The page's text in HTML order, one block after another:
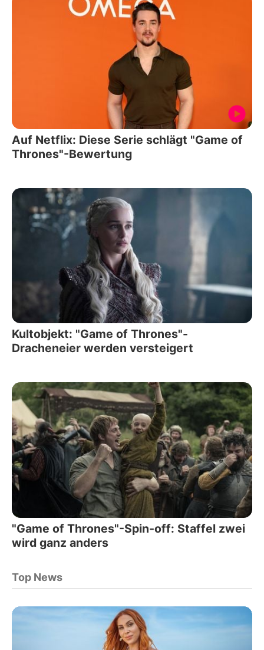
Auf Netflix: Diese Serie schlägt "Game of
Thrones"-Bewertung
Kultobjekt: "Game of Thrones"-
Dracheneier werden versteigert
"Game of Thrones"-Spin-off: Staffel zwei
wird ganz anders
Top News